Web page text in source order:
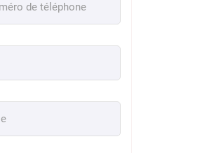
de téléphone